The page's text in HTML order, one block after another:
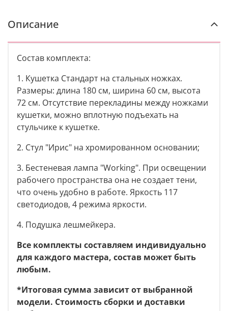
Описание
Состав комплекта:
1. Кушетка Стандарт на стальных ножках.
Размеры: длина 180 см, ширина 60 см, высота
72 см. Отсутствие перекладины между ножками
кушетки, можно вплотную подъехать на
стульчике к кушетке.
2. Стул "Ирис" на хромированном основании;
3. Бестеневая лампа "Working". При освещении
рабочего пространства она не создает тени,
что очень удобно в работе. Яркость 117
светодиодов, 4 режима яркости.
4. Подушка лешмейкера.
Все комплекты составляем индивидуально
для каждого мастера, состав может быть
любым.
*Итоговая сумма зависит от выбранной
модели. Стоимость сборки и доставки